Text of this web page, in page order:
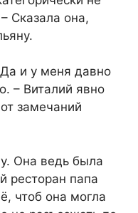
Сказала она,
и у меня давно
– Виталий явно
замечаний
Она ведь была
ресторан папа
чтоб она могла